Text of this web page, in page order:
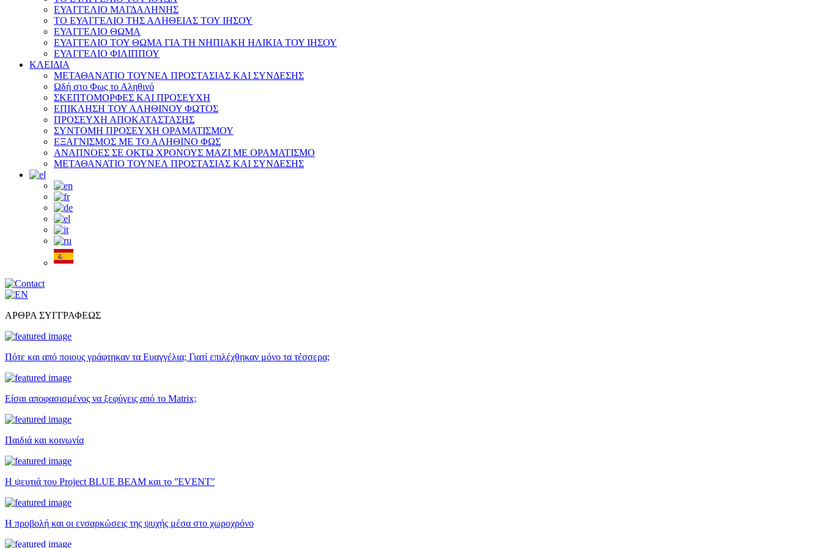
ΕΥΑΓΓΕΛΙΟ ΜΑΓΔΑΛΗΝΗΣ
ΤΟ ΕΥΑΓΓΕΛΙΟ ΤΗΣ ΑΛΗΘΕΙΑΣ ΤΟΥ ΙΗΣΟΥ
ΕΥΑΓΓΕΛΙΟ ΘΩΜΑ
ΕΥΑΓΓΕΛΙΟ ΤΟΥ ΘΩΜΑ ΓΙΑ ΤΗ ΝΗΠΙΑΚΗ ΗΛΙΚΙΑ ΤΟΥ ΙΗΣΟΥ
ΕΥΑΓΓΕΛΙΟ ΦΙΛΙΠΠΟΥ
ΚΛΕΙΔΙΑ
ΜΕΤΑΘΑΝΑΤΙΟ ΤΟΥΝΕΛ ΠΡΟΣΤΑΣΙΑΣ ΚΑΙ ΣΥΝΔΕΣΗΣ
Ωδή στο Φως το Αληθινό
ΣΚΕΠΤΟΜΟΡΦΕΣ ΚΑΙ ΠΡΟΣΕΥΧΗ
ΕΠΙΚΛΗΣΗ ΤΟΥ ΑΛΗΘΙΝΟΥ ΦΩΤΟΣ
ΠΡΟΣΕΥΧΗ ΑΠΟΚΑΤΑΣΤΑΣΗΣ
ΣΥΝΤΟΜΗ ΠΡΟΣΕΥΧΗ ΟΡΑΜΑΤΙΣΜΟΥ
ΕΞΑΓΝΙΣΜΟΣ ΜΕ ΤΟ ΑΛΗΘΙΝΟ ΦΩΣ
ΑΝΑΠΝΟΕΣ ΣΕ ΟΚΤΩ ΧΡΟΝΟΥΣ ΜΑΖΙ ΜΕ ΟΡΑΜΑΤΙΣΜΟ
ΜΕΤΑΘΑΝΑΤΙΟ ΤΟΥΝΕΛ ΠΡΟΣΤΑΣΙΑΣ ΚΑΙ ΣΥΝΔΕΣΗΣ
ΑΡΘΡΑ ΣΥΓΓΡΑΦΕΩΣ
Πότε και από ποιους γράφτηκαν τα Ευαγγέλια; Γιατί επιλέχθηκαν μόνο τα τέσσερα;
Είσαι αποφασισμένος να ξεφύγεις από το Matrix;
Παιδιά και κοινωνία
Η ψευτιά του Project BLUE BEAM και το ʺEVENTʺ
Η προβολή και οι ενσαρκώσεις της ψυχής μέσα στο χωροχρόνο